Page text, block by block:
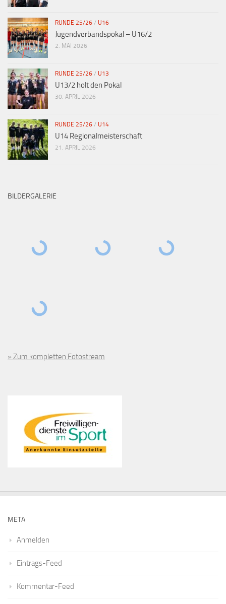
RUNDE 25/26 / U16
Jugendverbandspokal – U16/2
2. MAI 2026
RUNDE 25/26 / U13
U13/2 holt den Pokal
30. APRIL 2026
RUNDE 25/26 / U14
U14 Regionalmeisterschaft
21. APRIL 2026
BILDERGALERIE
» Zum kompletten Fotostream
META
Anmelden
Eintrags-Feed
Kommentar-Feed